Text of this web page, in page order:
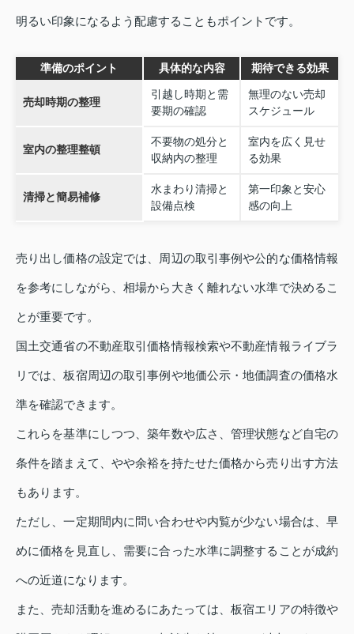
明るい印象になるよう配慮することもポイントです。
準備のポイント 具体的な内容 期待できる効果
売却時期の整理
引越し時期と需
要期の確認
無理のない売却
スケジュール
室内の整理整頓
不要物の処分と
収納内の整理
室内を広く見せ
る効果
清掃と簡易補修
水まわり清掃と
設備点検
第一印象と安心
感の向上
売り出し価格の設定では、周辺の取引事例や公的な価格情報
を参考にしながら、相場から大きく離れない水準で決めるこ
とが重要です。
国土交通省の不動産取引価格情報検索や不動産情報ライブラ
リでは、板宿周辺の取引事例や地価公示・地価調査の価格水
準を確認できます。
これらを基準にしつつ、築年数や広さ、管理状態など自宅の
条件を踏まえて、やや余裕を持たせた価格から売り出す方法
もあります。
ただし、一定期間内に問い合わせや内覧が少ない場合は、早
めに価格を見直し、需要に合った水準に調整することが成約
への近道になります。
また、売却活動を進めるにあたっては、板宿エリアの特徴や